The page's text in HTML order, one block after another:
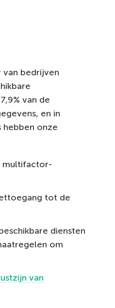
van bedrijven
van de
en in
hebben onze
multifactor-
tot de
diensten
om
van